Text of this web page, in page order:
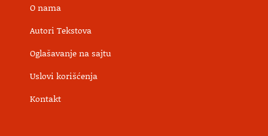
O nama
Autori Tekstova
Oglašavanje na sajtu
Uslovi korišćenja
Kontakt